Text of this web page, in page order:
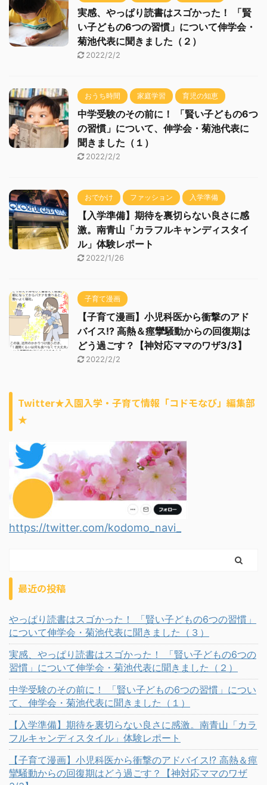
実感、やっぱり読書はスゴかった！ 「賢
い子どもの6つの習慣」について伸学会・
菊池代表に聞きました（２）
2022/2/2
おうち時間 家庭学習 育児の知恵
中学受験のその前に！ 「賢い子どもの6つ
の習慣」について、伸学会・菊池代表に
聞きました（１）
2022/2/2
おでかけ ファッション 入学準備
【入学準備】期待を裏切らない良さに感
激。南青山「カラフルキャンディスタイ
ル」体験レポート
2022/1/26
子育て漫画
【子育て漫画】小児科医から衝撃のアド
バイス!? 高熱＆痙攣騒動からの回復期は
どう過ごす？【神対応ママのワザ3/3】
2022/2/2
Twitter★入園入学・子育て情報「コドモなび」編集部
★
https://twitter.com/kodomo_navi_
最近の投稿
やっぱり読書はスゴかった！ 「賢い子どもの6つの習慣」
について伸学会・菊池代表に聞きました（３）
実感、やっぱり読書はスゴかった！ 「賢い子どもの6つの
習慣」について伸学会・菊池代表に聞きました（２）
中学受験のその前に！ 「賢い子どもの6つの習慣」につい
て、伸学会・菊池代表に聞きました（１）
【入学準備】期待を裏切らない良さに感激。南青山「カラ
フルキャンディスタイル」体験レポート
【子育て漫画】小児科医から衝撃のアドバイス!? 高熱＆痙
攣騒動からの回復期はどう過ごす？【神対応ママのワザ